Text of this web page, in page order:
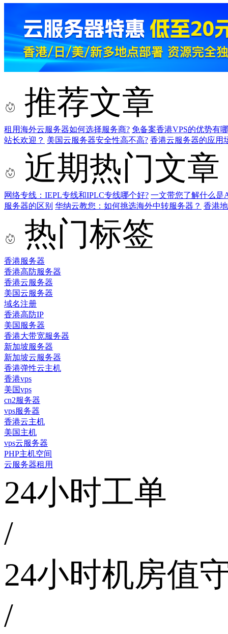
推荐文章
租用海外云服务器如何选择服务商? 免备案香港VPS的优势有
站长欢迎？ 美国云服务器安全性高不高? 香港云服务器的应用
近期热门文章
网络专线：IEPL专线和IPLC专线哪个好? 一文带您了解什么是
服务器的区别 华纳云教您：如何挑选海外中转服务器？ 香港
热门标签
香港服务器
香港高防服务器
香港云服务器
美国云服务器
域名注册
香港高防IP
美国服务器
香港大带宽服务器
新加坡服务器
新加坡云服务器
香港弹性云主机
香港vps
美国vps
cn2服务器
vps服务器
香港云主机
美国主机
vps云服务器
PHP主机空间
云服务器租用
24小时工单
/
24小时机房值
/